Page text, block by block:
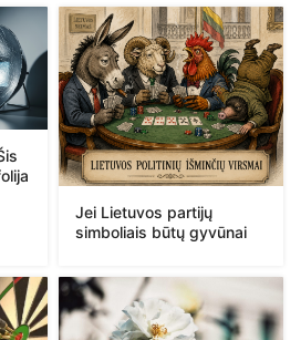
Jei Lietuvos partijų
simboliais būtų gyvūnai